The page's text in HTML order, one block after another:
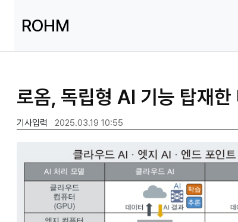
ROHM
로옴, 독립형 AI 기능 탑재한
기사입력 2025.03.19 10:55